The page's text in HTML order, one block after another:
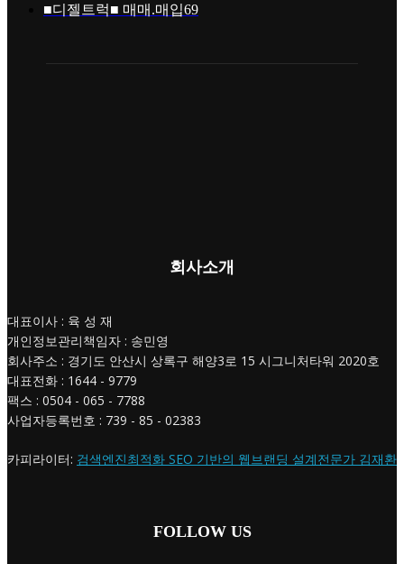
■디젤트럭■ 매매.매입69
회사소개
대표이사 : 육 성 재
개인정보관리책임자 : 송민영
회사주소 : 경기도 안산시 상록구 해양3로 15 시그니처타워 2020호
대표전화 : 1644 - 9779
팩스 : 0504 - 065 - 7788
사업자등록번호 : 739 - 85 - 02383
카피라이터: 검색엔진최적화 SEO 기반의 웹브랜딩 설계전문가 김재환
FOLLOW US